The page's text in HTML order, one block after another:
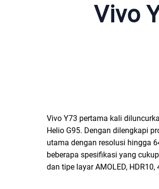
Vivo
Vivo Y73 pertama kali
Helio G95. Dengan dilengkapi
utama dengan resolusi hingga
beberapa spesifikasi yang
dan tipe layar AMOLED,